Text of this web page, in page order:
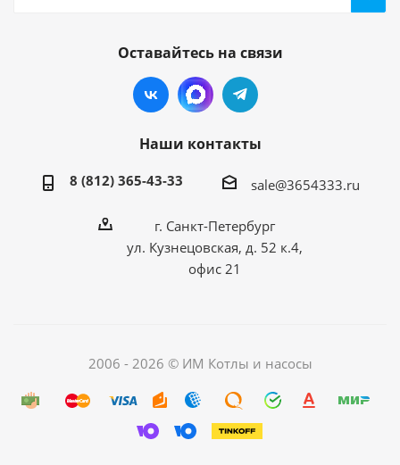
Оставайтесь на связи
Наши контакты
8 (812) 365-43-33 sale@3654333.ru
г. Санкт-Петербург
ул. Кузнецовская, д. 52 к.4,
офис 21
2006 - 2026 © ИМ Котлы и насосы